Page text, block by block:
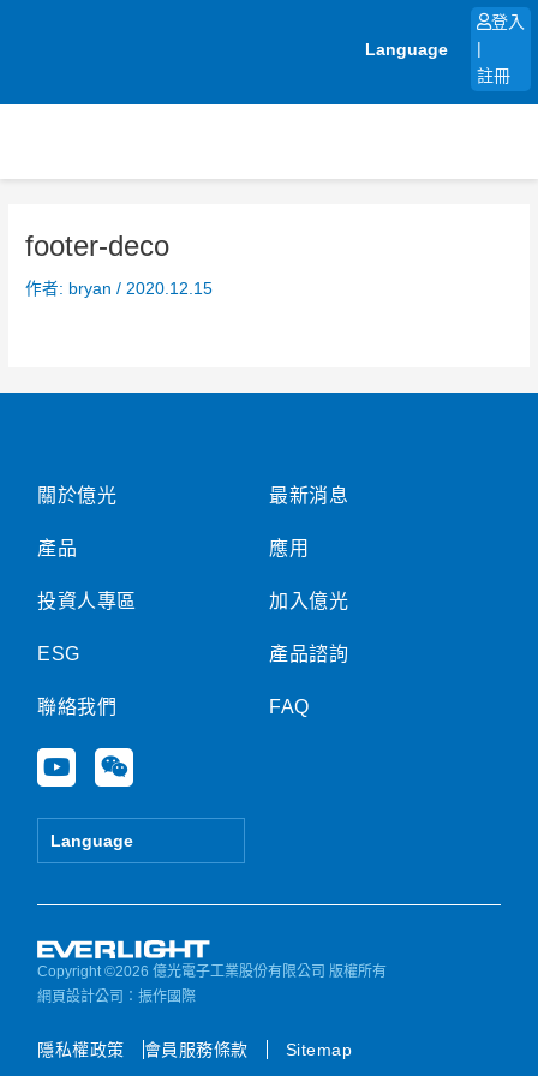
Language
登入
註冊
footer-deco
作者: bryan/ 2020.12.15
關於億光
產品
投資人專區
ESG
聯絡我們
Y
o
u
e
W
e
i
Language
最新消息
應用
加入億光
產品諮詢
FAQ
Copyright ©2026 億光電子工業股份有限公司 版權所有
網頁設計公司 ：振作國際
隱私權政策 會員服務條款 Sitemap